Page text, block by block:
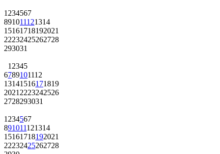
1 234567
891011121314
15161718192021
22232425262728
293031
1 2345
6789101112
13141516171819
2021 2223242526
2728293031
1 234567
891011121314
15161718192021
22232425262728